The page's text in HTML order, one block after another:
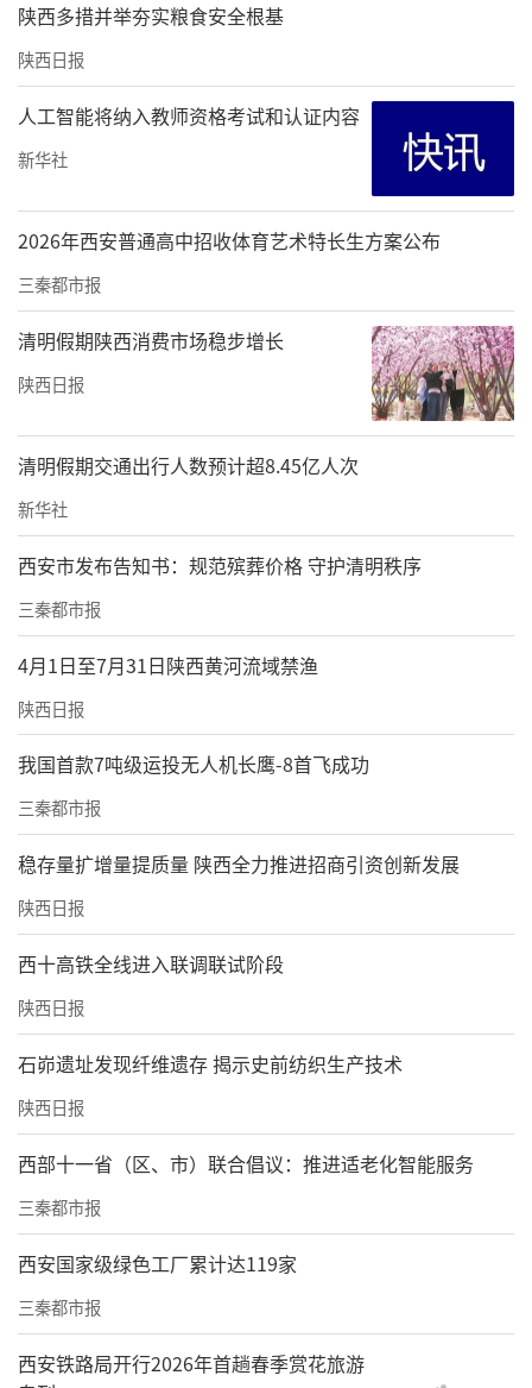
陕西多措并举夯实粮食安全根基
陕西日报
人工智能将纳入教师资格考试和认证内容
新华社
2026年西安普通高中招收体育艺术特长生方案公布
三秦都市报
清明假期陕西消费市场稳步增长
陕西日报
清明假期交通出行人数预计超8.45亿人次
新华社
西安市发布告知书：规范殡葬价格 守护清明秩序
三秦都市报
4月1日至7月31日陕西黄河流域禁渔
陕西日报
我国首款7吨级运投无人机长鹰-8首飞成功
三秦都市报
稳存量扩增量提质量 陕西全力推进招商引资创新发展
陕西日报
西十高铁全线进入联调联试阶段
陕西日报
石峁遗址发现纤维遗存 揭示史前纺织生产技术
陕西日报
西部十一省（区、市）联合倡议：推进适老化智能服务
三秦都市报
西安国家级绿色工厂累计达119家
三秦都市报
西安铁路局开行2026年首趟春季赏花旅游